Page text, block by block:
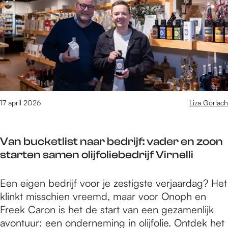
o
o
p
d
a
t
m
e
e
n
a
a
n
r
N
i
m
m
a
”
:
k
h
o
p
d
a
d
a
g
f
e
s
t
i
l
d
a
a
g
s
K
o
i
s
d
g
f
e
u
k
j
e
M
e
x
i
c
m
d
e
n
i
m
a
t
o
:
e
e
n
u
k
e
M
e
x
Van bucketlist naar bedrijf: vader en zoon
starten samen olijfoliebedrijf Virnelli
17 april 2026 Liza Görlach
V
a
n
b
Een eigen bedrijf voor je zestigste verjaardag? Het
klinkt misschien vreemd, maar voor Onoph en
Freek Caron is het de start van een gezamenlijk
avontuur: een onderneming in olijfolie. Ontdek het